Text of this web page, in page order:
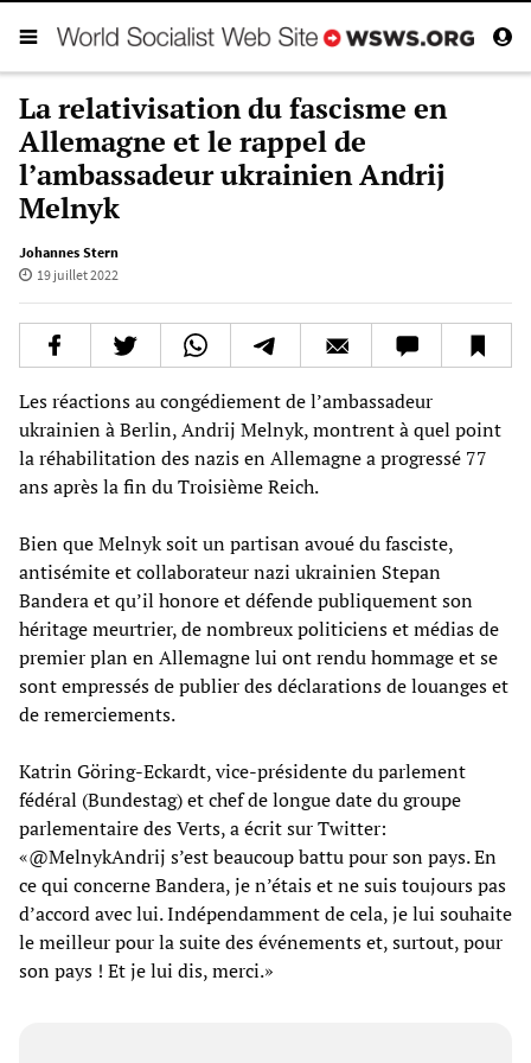
La relativisation du fascisme en
Allemagne et le rappel de
l’ambassadeur ukrainien Andrij
Melnyk
Johannes Stern
19 juillet 2022
Les réactions au congédiement de l’ambassadeur
ukrainien à Berlin, Andrij Melnyk, montrent à quel point
la réhabilitation des nazis en Allemagne a progressé 77
ans après la fin du Troisième Reich.
Bien que Melnyk soit un partisan avoué du fasciste,
antisémite et collaborateur nazi ukrainien Stepan
Bandera et qu’il honore et défende publiquement son
héritage meurtrier, de nombreux politiciens et médias de
premier plan en Allemagne lui ont rendu hommage et se
sont empressés de publier des déclarations de louanges et
de remerciements.
Katrin Göring-Eckardt, vice-présidente du parlement
fédéral (Bundestag) et chef de longue date du groupe
parlementaire des Verts, a écrit sur Twitter:
«@MelnykAndrij s’est beaucoup battu pour son pays. En
ce qui concerne Bandera, je n’étais et ne suis toujours pas
d’accord avec lui. Indépendamment de cela, je lui souhaite
le meilleur pour la suite des événements et, surtout, pour
son pays ! Et je lui dis, merci.»